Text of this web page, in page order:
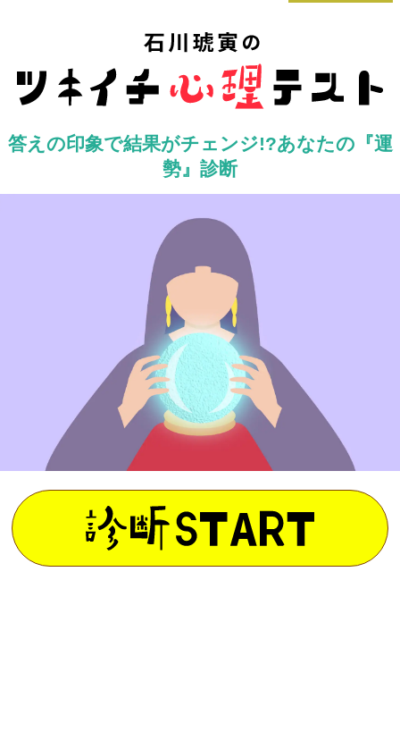
答えの印象で結果がチェンジ!?あなたの『運
勢』診断